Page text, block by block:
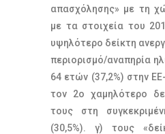
απασχόλησης» με τη
με τα στοιχεία του
υψηλότερο δείκτη
περιορισμό/αναπηρία
64 ετών (37,2%) στην
τον 2ο χαμηλότερο
τους στη
(30,5%). γ) τους